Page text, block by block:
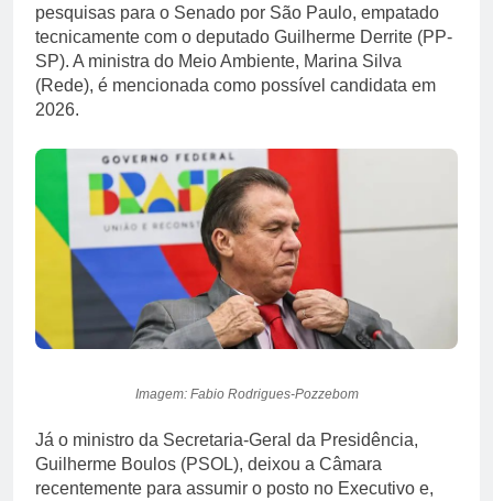
pesquisas para o Senado por São Paulo, empatado
tecnicamente com o deputado Guilherme Derrite (PP-
SP). A ministra do Meio Ambiente, Marina Silva
(Rede), é mencionada como possível candidata em
2026.
Imagem: Fabio Rodrigues-Pozzebom
Já o ministro da Secretaria-Geral da Presidência,
Guilherme Boulos (PSOL), deixou a Câmara
recentemente para assumir o posto no Executivo e,